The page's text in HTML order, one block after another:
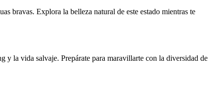
bravas. Explora la belleza natural de este estado mientras te
y la vida salvaje. Prepárate para maravillarte con la diversidad de